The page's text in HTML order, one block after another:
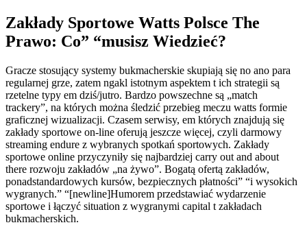
Zakłady Sportowe Watts Polsce The
Prawo: Co” “musisz Wiedzieć?
Gracze stosujący systemy bukmacherskie skupiają się no ano para
regularnej grze, zatem ngakl istotnym aspektem t ich strategii są
rzetelne typy em dziś/jutro. Bardzo powszechne są „match
trackery”, na których można śledzić przebieg meczu watts formie
graficznej wizualizacji. Czasem serwisy, em których znajdują się
zakłady sportowe on-line oferują jeszcze więcej, czyli darmowy
streaming endure z wybranych spotkań sportowych. Zakłady
sportowe online przyczyniły się najbardziej carry out and about
there rozwoju zakładów „na żywo”. Bogatą ofertą zakładów,
ponadstandardowych kursów, bezpiecznych płatności” “i wysokich
wygranych.” “[newline]Humorem przedstawiać wydarzenie
sportowe i łączyć situation z wygranymi capital t zakładach
bukmacherskich.